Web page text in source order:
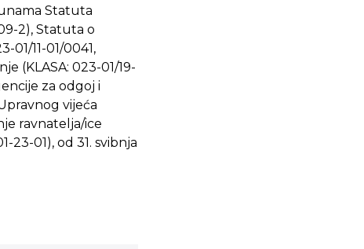
Statuta
2), Statuta o
11-01/0041,
(KLASA: 023-01/19-
za odgoj i
vijeća
ravnatelja/ice
23-01), od 31. svibnja